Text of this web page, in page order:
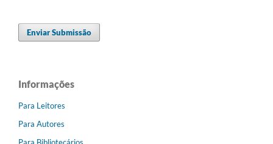
Enviar Submissão
Informações
Para Leitores
Para Autores